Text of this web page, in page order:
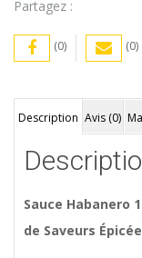
Partagez :
(0) (0)
Description Avis (0)
Sauce Habanero
de Saveurs